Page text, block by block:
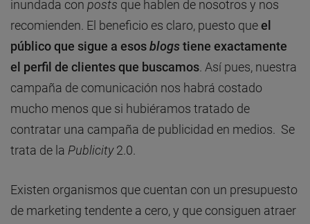
inundada con posts que hablen de nosotros y nos
recomienden. El beneficio es claro, puesto queel
público que sigue a esosblogstiene exactamente
el perfil de clientes que buscamos . Así pues, nuestra
campaña de comunicación nos habrá costado
mucho menos que si hubiéramos tratado de
contratar una campaña de publicidad en medios. Se
trata de la Publicity2.0.
Existen organismos que cuentan con un presupuesto
de marketing tendente a cero, y que consiguen atraer